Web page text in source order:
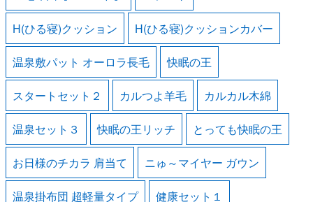
H(ひる寝)クッション H(ひる寝)クッションカバー
温泉敷パット オーロラ長毛 快眠の王
スタートセット２ カルつよ羊毛 カルカル木綿
温泉セット３ 快眠の王リッチ とっても快眠の王
お日様のチカラ 肩当て ニゅ～マイヤー ガウン
温泉掛布団 超軽量タイプ 健康セット１